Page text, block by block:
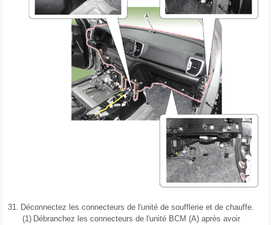
31. Déconnectez les connecteurs de l'unité de soufflerie et de chauffe.
(1) Débranchez les connecteurs de l'unité BCM (A) après avoir